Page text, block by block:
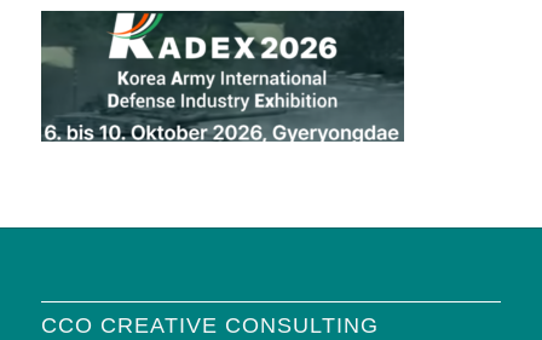
CCO CREATIVE CONSULTING